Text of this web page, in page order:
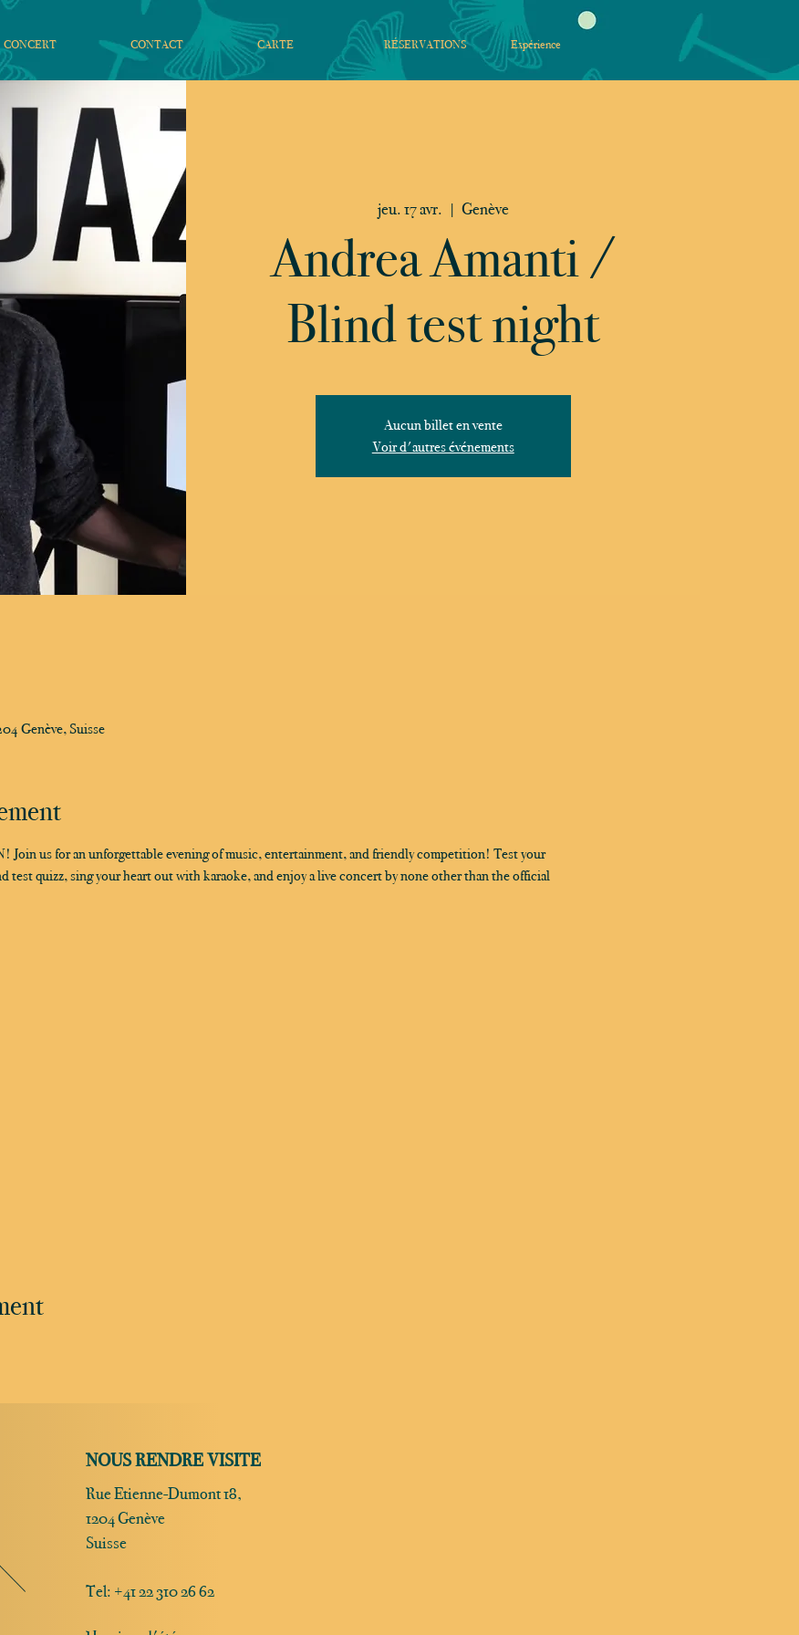
CONCERT CONTACT CARTE RÉSERVATIONS Expérience
jeu. 17 avr.
  |
Genève
Andrea Amanti /
Blind test night
Aucun billet en vente
Voir d'autres événements
Genève, Suisse
us for an unforgettable evening of music, entertainment, and friendly competition! Test your
quizz, sing your heart out with karaoke, and enjoy a live concert by none other than the official
NOUS RENDRE VISITE
Rue Etienne-Dumont 18,
1204 Genève
Suisse
Tel: +41 22 310 26 62